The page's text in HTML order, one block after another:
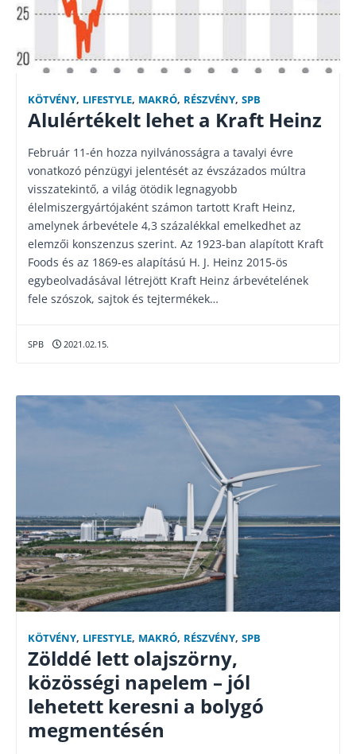
KÖTVÉNY, LIFESTYLE, MAKRÓ, RÉSZVÉNY, SPB
Alulértékelt lehet a Kraft Heinz
Február 11-én hozza nyilvánosságra a tavalyi évre
vonatkozó pénzügyi jelentését az évszázados múltra
visszatekintő, a világ ötödik legnagyobb
élelmiszergyártójaként számon tartott Kraft Heinz,
amelynek árbevétele 4,3 százalékkal emelkedhet az
elemzői konszenzus szerint. Az 1923-ban alapított Kraft
Foods és az 1869-es alapítású H. J. Heinz 2015-ös
egybeolvadásával létrejött Kraft Heinz árbevételének
fele szószok, sajtok és tejtermékek…
SPB 2021.02.15.
KÖTVÉNY, LIFESTYLE, MAKRÓ, RÉSZVÉNY, SPB
Zölddé lett olajszörny,
közösségi napelem – jól
lehetett keresni a bolygó
megmentésén